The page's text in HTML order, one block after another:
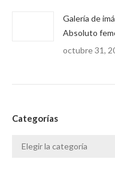
Galería de
Absoluto
octubre 31,
Categorías
Categorías